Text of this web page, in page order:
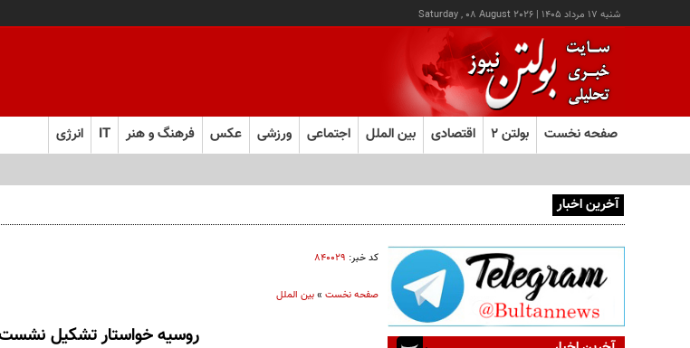
شنبه ۱۷ مرداد ۱۴۰۵ |
Saturday , 08 August 2026
صفحه نخست بولتن ۲ اقتصادی بین الملل اجتماعی ورزشی عکس فرهنگ و هنر IT انرژی
آخرین اخبار
کد خبر: ۸۴۰۰۲۹
صفحه نخست»بین الملل
روسیه خواستار تشکیل